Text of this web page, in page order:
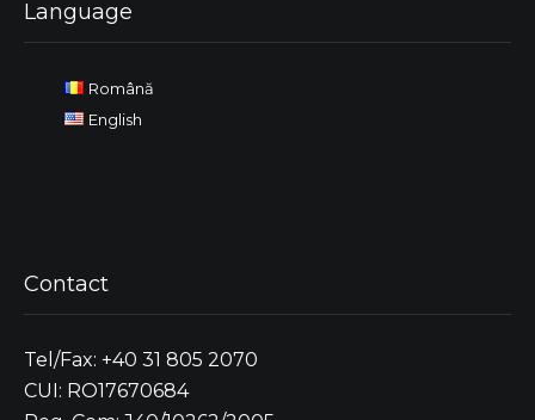
Language
Română
English
Contact
Tel/Fax: +40 31 805 2070
CUI: RO17670684